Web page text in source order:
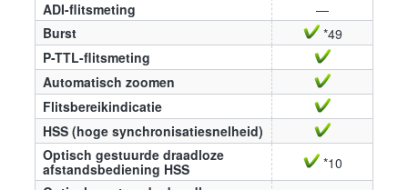
ADI-flitsmeting
—
Burst
*49
P-TTL-flitsmeting
Automatisch zoomen
Flitsbereikindicatie
HSS (hoge synchronisatiesnelheid)
Optisch gestuurde draadloze
afstandsbediening HSS
*10